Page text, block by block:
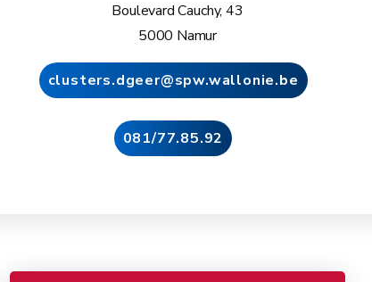
Boulevard Cauchy, 43
5000 Namur
clusters.dgeer@spw.wallonie.be
081/77.85.92